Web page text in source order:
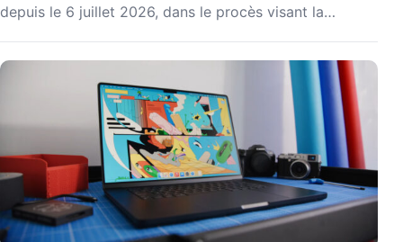
depuis le 6 juillet 2026, dans le procès visant la…